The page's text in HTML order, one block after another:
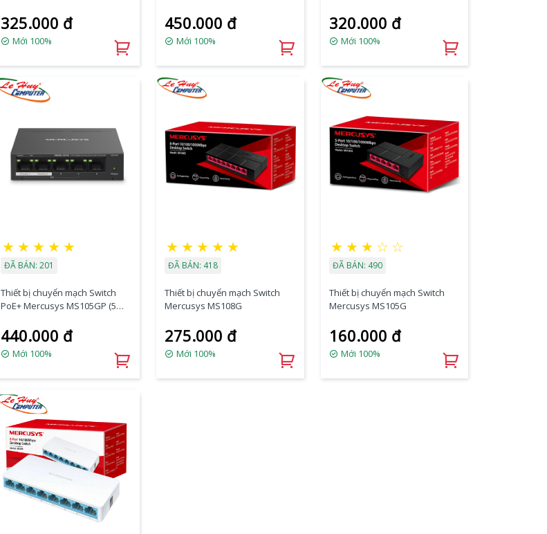
325.000 đ
Mới 100%
450.000 đ
Mới 100%
320.000 đ
Mới 100%
★ ★ ★ ★ ★
ĐÃ BÁN: 201
Thiết bị chuyển mạch Switch
PoE+ Mercusys MS105GP (5
440.000 đ
Mới 100%
★ ★ ★ ★ ★
ĐÃ BÁN: 418
Thiết bị chuyển mạch Switch
Mercusys MS108G
275.000 đ
Mới 100%
★ ★ ★ ☆ ☆
ĐÃ BÁN: 490
Thiết bị chuyển mạch Switch
Mercusys MS105G
160.000 đ
Mới 100%